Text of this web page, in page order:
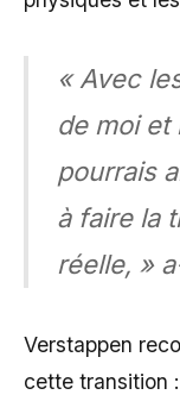
« Avec
de moi et
pourrais
à faire la
réelle, »
Verstappen
cette transition :